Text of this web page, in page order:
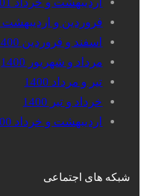
فروردین و اردیبهشت 1401
اسفند و فروردین 1400
مرداد و شهریور 1400
تیر و مرداد 1400
خرداد و تیر 1400
اردیبهشت و خرداد 1400
شبکه های اجتماعی